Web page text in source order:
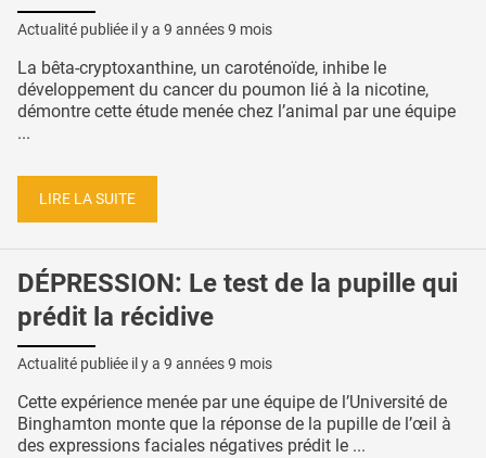
Actualité publiée il y a 9 années 9 mois
La bêta-cryptoxanthine, un caroténoïde, inhibe le
développement du cancer du poumon lié à la nicotine,
démontre cette étude menée chez l’animal par une équipe
...
LIRE LA SUITE
DÉPRESSION: Le test de la pupille qui
prédit la récidive
Actualité publiée il y a 9 années 9 mois
Cette expérience menée par une équipe de l’Université de
Binghamton monte que la réponse de la pupille de l’œil à
des expressions faciales négatives prédit le ...